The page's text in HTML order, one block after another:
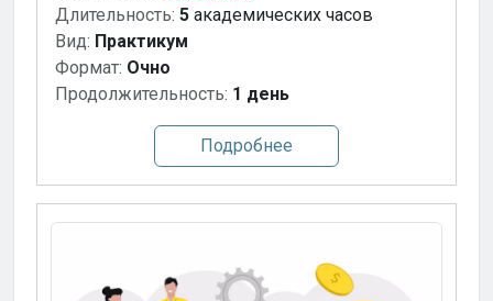
Длительность: 5 академических часов
Вид: Практикум
Формат: Очно
Продолжительность: 1 день
Подробнее